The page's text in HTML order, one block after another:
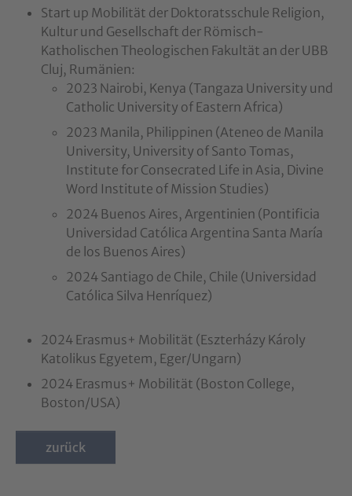
Start up Mobilität der Doktoratsschule Religion,
Kultur und Gesellschaft der Römisch-
Katholischen Theologischen Fakultät an der UBB
Cluj, Rumänien:
2023 Nairobi, Kenya (Tangaza University und
Catholic University of Eastern Africa)
2023 Manila, Philippinen (Ateneo de Manila
University, University of Santo Tomas,
Institute for Consecrated Life in Asia, Divine
Word Institute of Mission Studies)
2024 Buenos Aires, Argentinien (Pontificia
Universidad Católica Argentina Santa María
de los Buenos Aires)
2024 Santiago de Chile, Chile (Universidad
Católica Silva Henríquez)
2024 Erasmus+ Mobilität (Eszterházy Károly
Katolikus Egyetem, Eger/Ungarn)
2024 Erasmus+ Mobilität (Boston College,
Boston/USA)
zurück